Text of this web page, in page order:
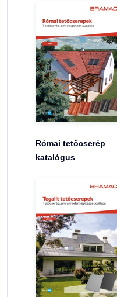
Római tetőcserép
katalógus